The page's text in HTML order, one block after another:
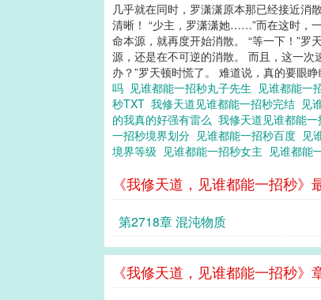
几乎就在同时，罗潇潇原本那已经接近消
清晰！ “少主，罗潇潇她……”而在这时，
命本源，就再度开始消散。 “等一下！”
源，还是在不可逆的消散。 而且，这一
办？”罗天顿时慌了。 难道说，真的要眼
吗 见谁都能一招秒丸子先生 见谁都能一
秒TXT 我修天道见谁都能一招秒完结 见
的我真的好强有雷么 我修天道见谁都能一
一招秒境界划分 见谁都能一招秒百度 见
境界等级 见谁都能一招秒女主 见谁都能
《我修天道，见谁都能一招秒》
第2718章 混沌物质
《我修天道，见谁都能一招秒》